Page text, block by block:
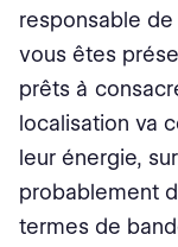
responsable
vous êtes
prêts à
localisation va
leur énergie,
probablement
termes de